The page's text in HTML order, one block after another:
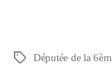
Députée de la